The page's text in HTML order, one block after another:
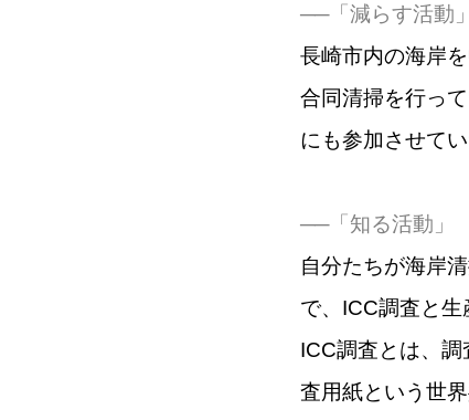
──「減らす活動」
長崎市内の海岸
合同清掃を行っ
にも参加させて
──「知る活動」
自分たちが海岸
で、ICC調査と生
ICC調査とは、
査用紙という世